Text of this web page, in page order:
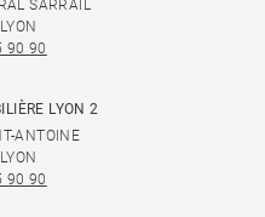
SARRAIL
90 90
LYON 2
ANTOINE
90 90